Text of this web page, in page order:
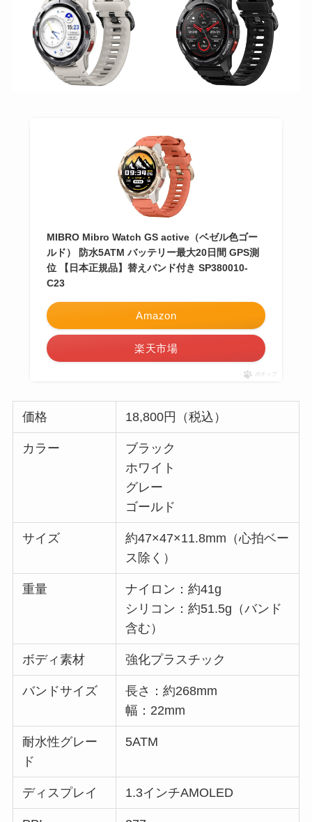
MIBRO Mibro Watch GS active（ベゼル色ゴー
ルド） 防水5ATM バッテリー最大20日間 GPS測
位 【日本正規品】替えバンド付き SP380010-
C23
Amazon
楽天市場
ポチップ
価格 18,800円（税込）
カラー
ブラック
ホワイト
グレー
ゴールド
サイズ
約47×47×11.8mm（心拍ベー
ス除く）
重量
ナイロン：約41g
シリコン：約51.5g（バンド
含む）
ボディ素材 強化プラスチック
バンドサイズ
長さ：約268mm
幅：22mm
耐水性グレー
ド
5ATM
ディスプレイ 1.3インチAMOLED